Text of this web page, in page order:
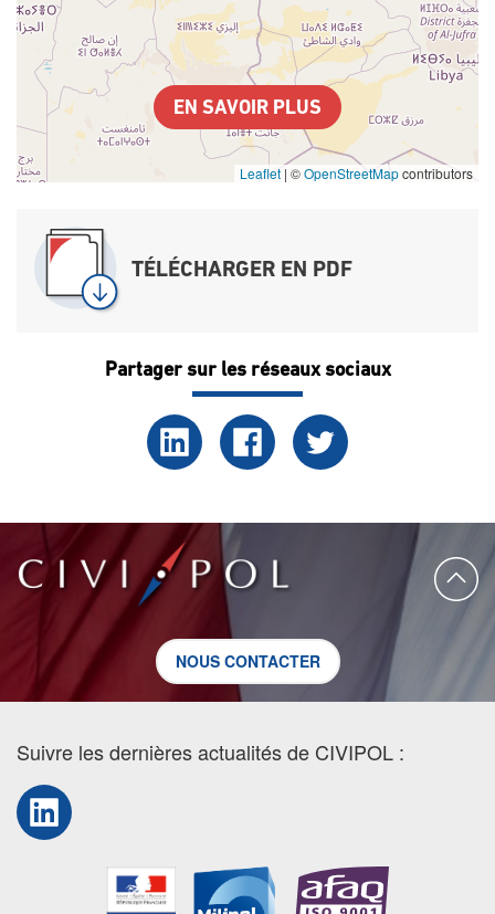
Leaflet | ©OpenStreetMapcontributors
EN SAVOIR PLUS
TÉLÉCHARGER EN PDF
Partager sur les réseaux sociaux
NOUS CONTACTER
Suivre les dernières actualités de CIVIPOL :
LinkedIn